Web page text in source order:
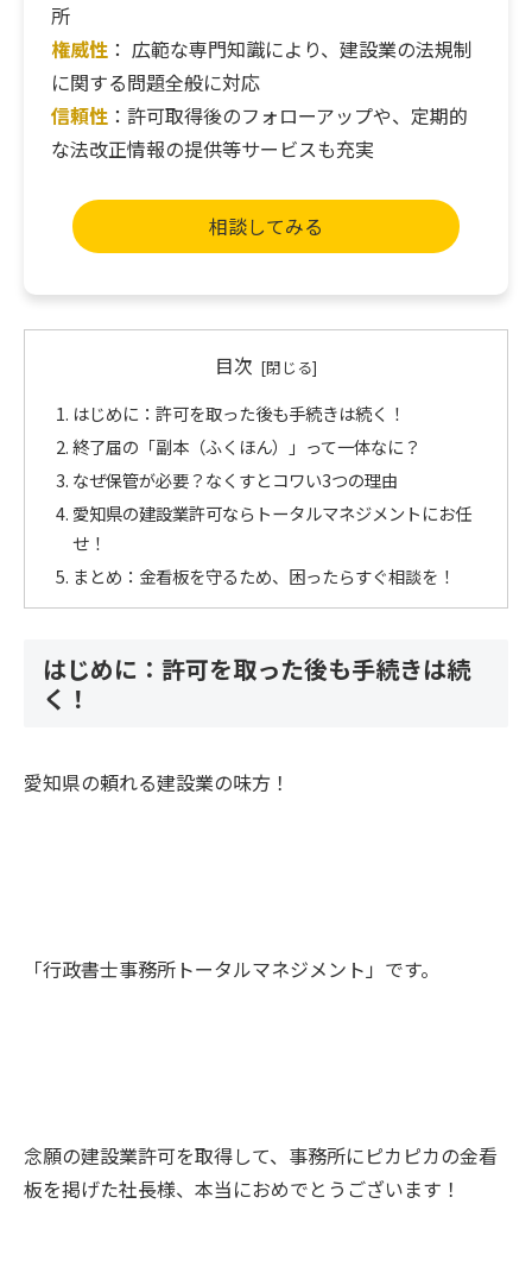
所
権威性： 広範な専門知識により、建設業の法規制
に関する問題全般に対応
信頼性：許可取得後のフォローアップや、定期的
な法改正情報の提供等サービスも充実
相談してみる
目次
はじめに：許可を取った後も手続きは続く！
終了届の「副本（ふくほん）」って一体なに？
なぜ保管が必要？なくすとコワい3つの理由
愛知県の建設業許可ならトータルマネジメントにお任
せ！
まとめ：金看板を守るため、困ったらすぐ相談を！
はじめに：許可を取った後も手続きは続
く！
愛知県の頼れる建設業の味方！
「行政書士事務所トータルマネジメント」です。
念願の建設業許可を取得して、事務所にピカピカの金看
板を掲げた社長様、本当におめでとうございます！